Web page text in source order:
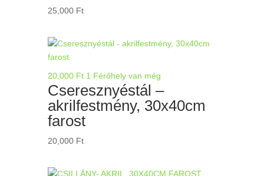
25,000 Ft
20,000 Ft 1 Férőhely van még
Cseresznyéstál –
akrilfestmény, 30x40cm
farost
20,000 Ft